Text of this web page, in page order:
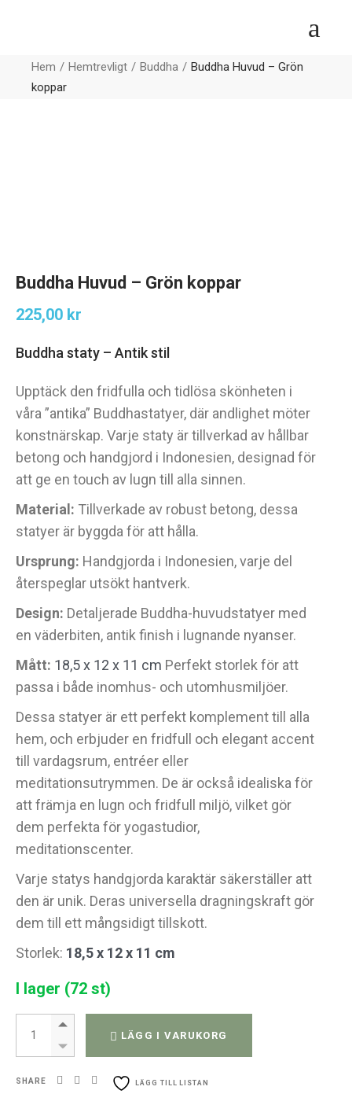
Hem Hemtrevligt Buddha
Buddha Huvud – Grön
koppar
Buddha Huvud – Grön koppar
225,00 kr
Buddha staty – Antik stil
Upptäck den fridfulla och tidlösa skönheten i
våra ”antika” Buddhastatyer, där andlighet möter
konstnärskap. Varje staty är tillverkad av hållbar
betong och handgjord i Indonesien, designad för
att ge en touch av lugn till alla sinnen.
Material: Tillverkade av robust betong, dessa
statyer är byggda för att hålla.
Ursprung: Handgjorda i Indonesien, varje del
återspeglar utsökt hantverk.
Design: Detaljerade Buddha-huvudstatyer med
en väderbiten, antik finish i lugnande nyanser.
Mått: 18,5 x 12 x 11 cm Perfekt storlek för att
passa i både inomhus- och utomhusmiljöer.
Dessa statyer är ett perfekt komplement till alla
hem, och erbjuder en fridfull och elegant accent
till vardagsrum, entréer eller
meditationsutrymmen. De är också idealiska för
att främja en lugn och fridfull miljö, vilket gör
dem perfekta för yogastudior,
meditationscenter.
Varje statys handgjorda karaktär säkerställer att
den är unik. Deras universella dragningskraft gör
dem till ett mångsidigt tillskott.
Storlek: 18,5 x 12 x 11 cm
I lager (72 st)
Buddha Huvud - Grön koppar quantity
LÄGG I VARUKORG
SHARE LÄGG TILL LISTAN